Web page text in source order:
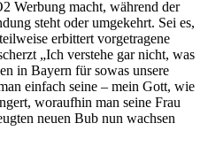
Werbung macht, während der
steht oder umgekehrt. Sei es,
erbittert vorgetragene
„Ich verstehe gar nicht, was
in Bayern für sowas unsere
einfach seine – mein Gott, wie
woraufhin man seine Frau
neuen Bub nun wachsen